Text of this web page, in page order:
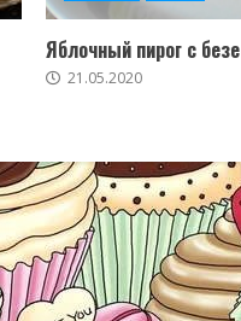
Яблочный пирог с безе
21.05.2020